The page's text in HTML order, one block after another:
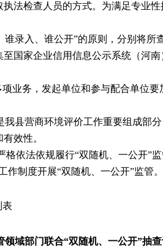
法检查人员的方式。为满足专业
录入、谁公开”的原则，分别将
国家企业信用信息公示系统（河南
业务，发起单位和参与配合单位
我县营商环境评价工作重要组成部
效性。
格依法依规履行“双随机、一公开”
制度开展“双随机、一公开”监管。
表
领域部门联合“双随机、一公开”抽